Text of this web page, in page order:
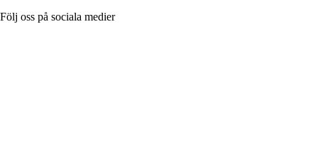
Följ oss på sociala medier